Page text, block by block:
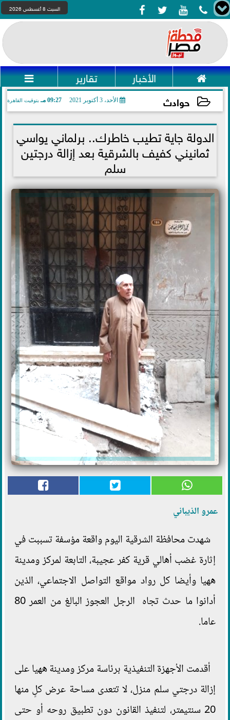
    السبت 8 أغسطس 2026
 الأخبار تقارير 
حوادث الأحد، 3 أكتوبر 2021 09:27 مـ بتوقيت القاهرة
2021-10-03 21:27:02
الدولة جاية تطيب خاطرك.. برلماني يواسي
ثمانيني كفيف بالشرقية بعد إزالة درجتين
سلم
عمرو الذيباني
شهدت محافظة الشرقية اليوم واقعة مؤسفة تسببت في
إثارة غضب أهالي قرية كفر عجيبة، التابعة لمركز ومدينة
ههيا وأيضا كل رواد مواقع التواصل الاجتماعي، الذين
أدانوا ما حدث تجاه الرجل العجوز البالغ من العمر 80
عاما.
أقدمت الأجهزة التنفيذية برئاسة مركز ومدينة ههيا على
إزالة درجتي سلم منزل، لا تتعدى مساحة عرض كلٍ منها
20 سنتيمتر، لتنفيذ القانون دون تطبيق روحه أو حتى